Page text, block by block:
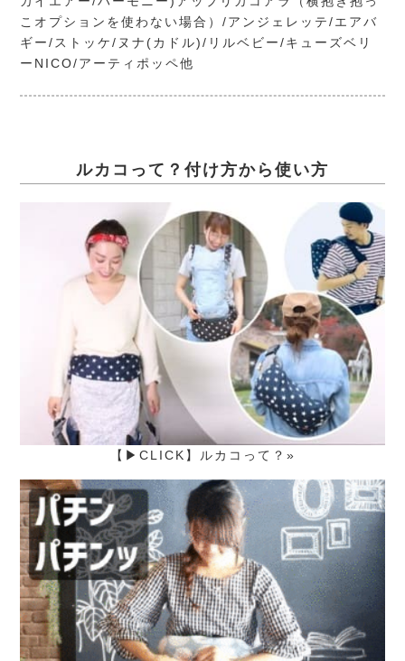
こオプションを使わない場合）/アンジェレッテ/エアバ
ギー/ストッケ/ヌナ(カドル)/リルベビー/キューズベリ
ーNICO/アーティポッペ他
ルカコって？付け方から使い方
【▶CLICK】ルカコって？»